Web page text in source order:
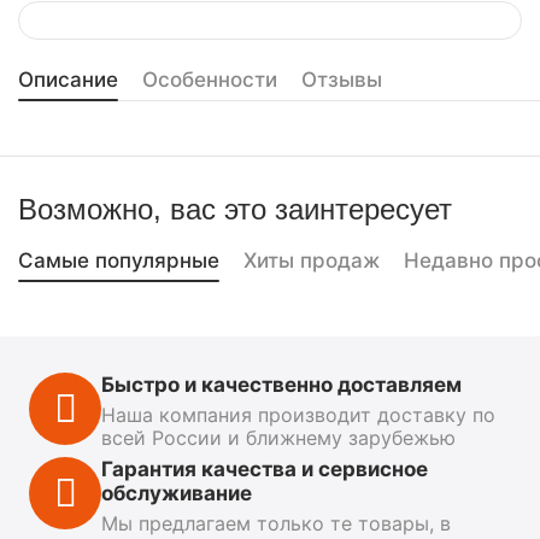
Описание Особенности Отзывы
Возможно, вас это заинтересует
Самые популярные Хиты продаж Недавно
Быстро и качественно доставляем
Наша компания производит доставку по
всей России и ближнему зарубежью
Гарантия качества и сервисное
обслуживание
Мы предлагаем только те товары, в